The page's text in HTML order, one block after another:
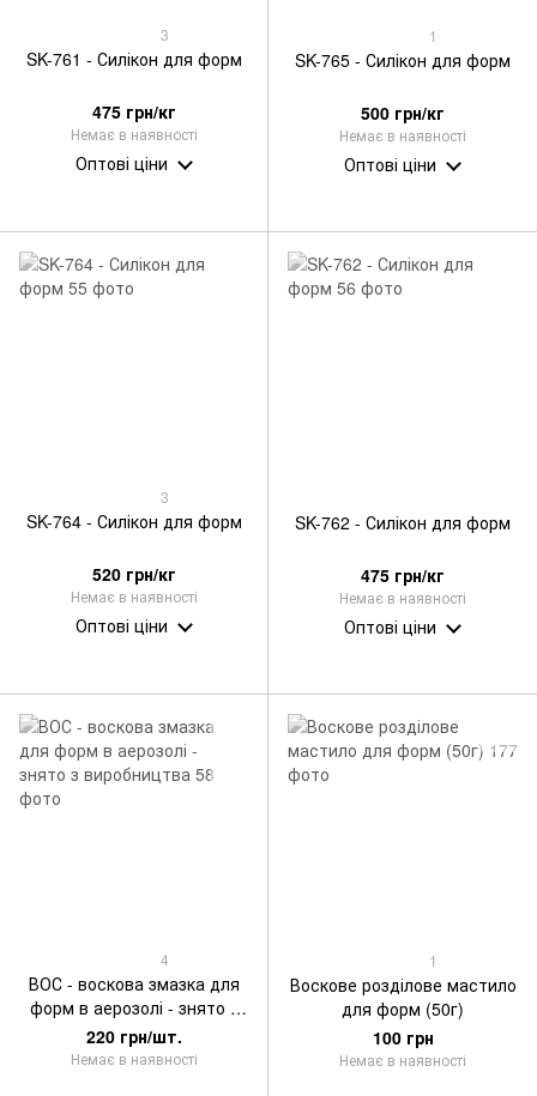
3
SK-761 - Силікон для форм
475 грн/кг
Немає в наявності
Оптові ціни
1
SK-765 - Силікон для форм
500 грн/кг
Немає в наявності
Оптові ціни
3
SK-764 - Силікон для форм
520 грн/кг
Немає в наявності
Оптові ціни
SK-762 - Силікон для форм
475 грн/кг
Немає в наявності
Оптові ціни
4
ВОС - воскова змазка для
форм в аерозолі - знято з
виробництва
220 грн/шт.
Немає в наявності
1
Воскове розділове мастило
для форм (50г)
100 грн
Немає в наявності